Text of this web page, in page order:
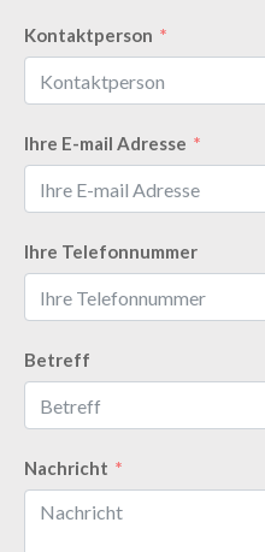
Kontaktperson
Ihre E-mail Adresse
Ihre Telefonnummer
Betreff
Nachricht